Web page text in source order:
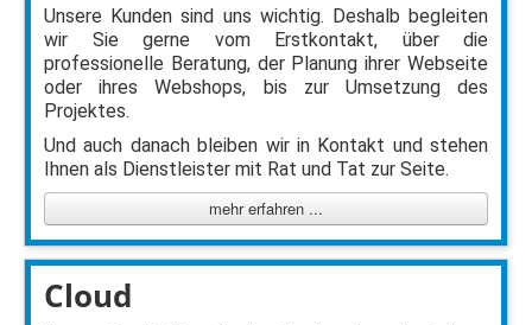
Unsere Kunden sind uns wichtig. Deshalb begleiten
wir Sie gerne vom Erstkontakt, über die
professionelle Beratung, der Planung ihrer Webseite
oder ihres Webshops, bis zur Umsetzung des
Projektes.
Und auch danach bleiben wir in Kontakt und stehen
Ihnen als Dienstleister mit Rat und Tat zur Seite.
mehr erfahren ...
Cloud